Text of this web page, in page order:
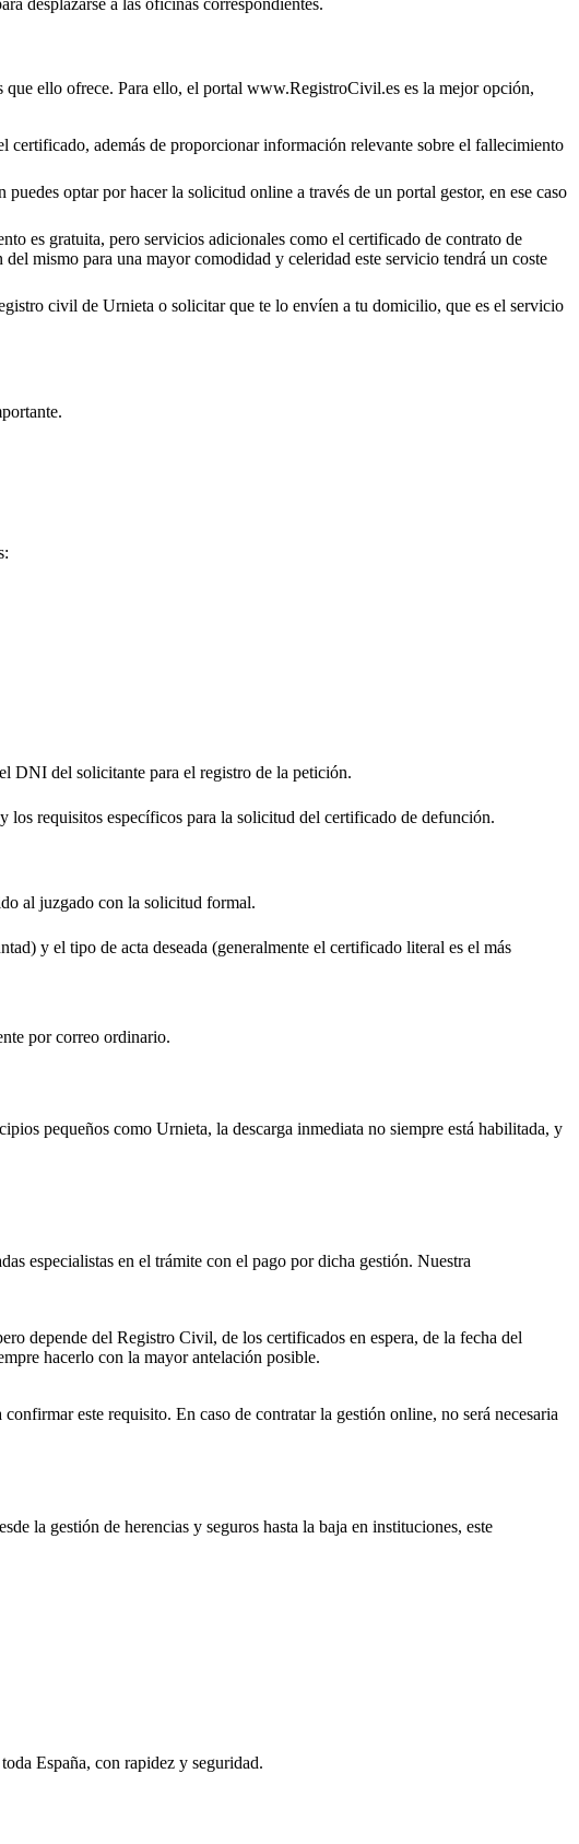
desplazarse a las oficinas correspondientes.
ello ofrece. Para ello, el portal www.RegistroCivil.es es la mejor opción,
además de proporcionar información relevante sobre el fallecimiento
puedes optar por hacer la solicitud online a través de un portal gestor, en ese caso
es gratuita, pero servicios adicionales como el certificado de contrato de
mismo para una mayor comodidad y celeridad este servicio tendrá un coste
civil de Urnieta o solicitar que te lo envíen a tu domicilio, que es el servicio
DNI del solicitante para el registro de la petición.
los requisitos específicos para la solicitud del certificado de defunción.
al juzgado con la solicitud formal.
y el tipo de acta deseada (generalmente el certificado literal es el más
por correo ordinario.
pequeños como Urnieta, la descarga inmediata no siempre está habilitada, y
especialistas en el trámite con el pago por dicha gestión. Nuestra
depende del Registro Civil, de los certificados en espera, de la fecha del
hacerlo con la mayor antelación posible.
confirmar este requisito. En caso de contratar la gestión online, no será necesaria
la gestión de herencias y seguros hasta la baja en instituciones, este
España, con rapidez y seguridad.